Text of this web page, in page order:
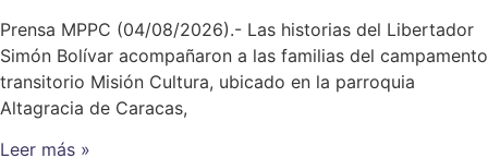
Prensa MPPC (04/08/2026).- Las historias del Libertador
Simón Bolívar acompañaron a las familias del campamento
transitorio Misión Cultura, ubicado en la parroquia
Altagracia de Caracas,
Leer más »